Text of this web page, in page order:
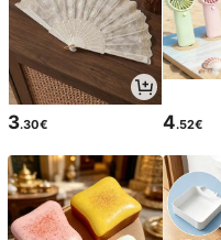
3.30€ 4.52€